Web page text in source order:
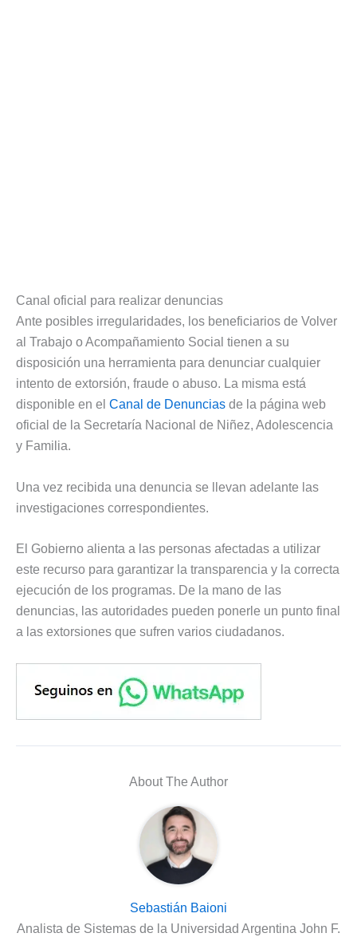
Canal oficial para realizar denuncias
Ante posibles irregularidades, los beneficiarios de Volver
al Trabajo o Acompañamiento Social tienen a su
disposición una herramienta para denunciar cualquier
intento de extorsión, fraude o abuso. La misma está
disponible en el Canal de Denuncias de la página web
oficial de la Secretaría Nacional de Niñez, Adolescencia
y Familia.
Una vez recibida una denuncia se llevan adelante las
investigaciones correspondientes.
El Gobierno alienta a las personas afectadas a utilizar
este recurso para garantizar la transparencia y la correcta
ejecución de los programas. De la mano de las
denuncias, las autoridades pueden ponerle un punto final
a las extorsiones que sufren varios ciudadanos.
About The Author
Sebastián Baioni
Analista de Sistemas de la Universidad Argentina John F.